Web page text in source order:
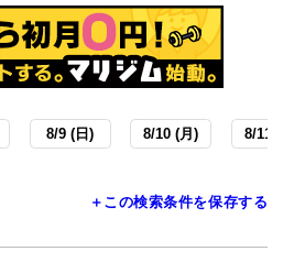
8/9 (日) 8/10 (月) 8/11 (
＋この検索条件を保存する